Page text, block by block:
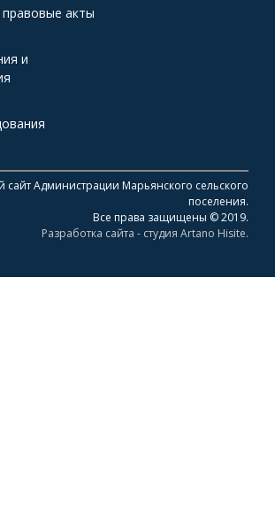
акты
и
Администрации Марьянского сельского
поселения.
Все права защищены © 2019.
Разработка сайта - студия Artano Hisite.